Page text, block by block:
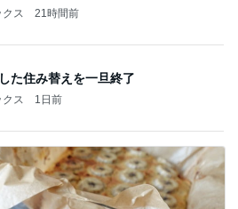
ス 21時間前
た住み替えを一旦終了
ス 1日前